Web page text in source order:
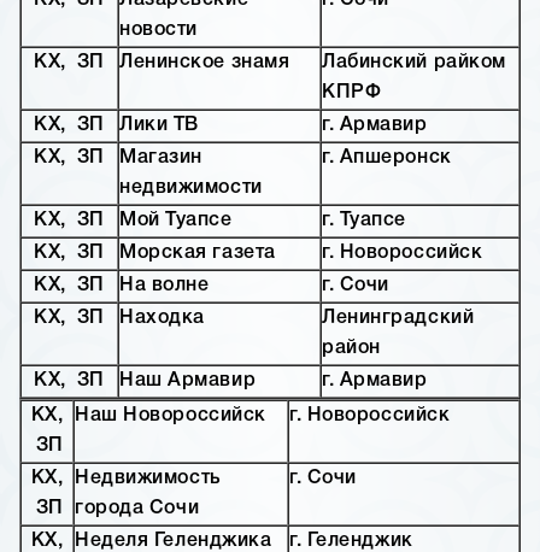
новости
КХ, ЗП Ленинское знамя
Лабинский райком
КПРФ
КХ, ЗП
Лики ТВ
г. Армавир
КХ, ЗП
Магазин
недвижимости
г. Апшеронск
КХ, ЗП Мой Туапсе
г. Туапсе
КХ, ЗП
Морская газета
г. Новороссийск
КХ, ЗП
На волне
г. Сочи
КХ, ЗП
Находка
Ленинградский
район
КХ, ЗП
Наш Армавир г. Армавир
КХ,
ЗП
Наш Новороссийск г. Новороссийск
КХ,
ЗП
Недвижимость
города Сочи
г. Сочи
КХ,
Неделя Геленджика г. Геленджик